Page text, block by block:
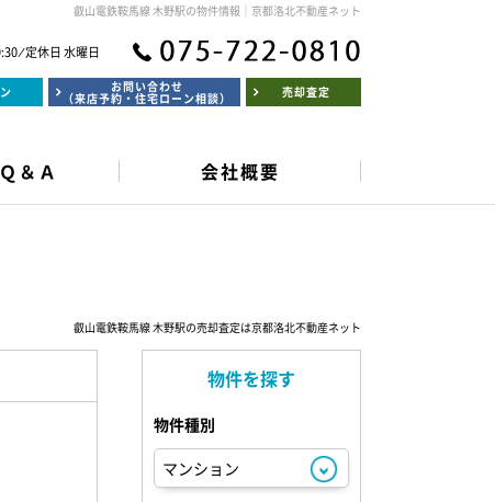
叡山電鉄鞍馬線 木野駅の物件情報｜京都洛北不動産ネット
⁄ 定休日 水曜日
お問い合わせ
（来店予約・住宅ローン相談） 売却査定
＆Ａ 会社概要
叡山電鉄鞍馬線 木野駅の売却査定は京都洛北不動産ネット
物件を探す
物件種別